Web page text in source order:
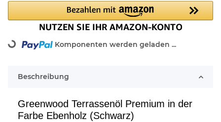
Komponenten werden geladen ...
Beschreibung
Greenwood Terrassenöl Premium in der
Farbe Ebenholz (Schwarz)